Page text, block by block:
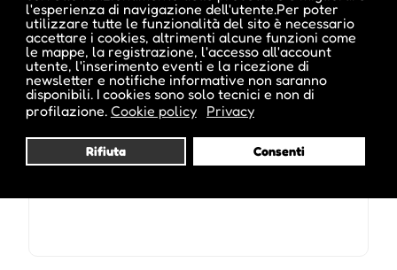
l'esperienza di navigazione dell'utente.Per poter
utilizzare tutte le funzionalità del sito è necessario
accettare i cookies, altrimenti alcune funzioni come
le mappe, la registrazione, l'accesso all'account
utente, l'inserimento eventi e la ricezione di
newsletter e notifiche informative non saranno
disponibili. I cookies sono solo tecnici e non di
profilazione. Cookie policy Privacy
Rifiuta Consenti
Date e orari evento :
Mer 19 Agosto, 2026 12:30